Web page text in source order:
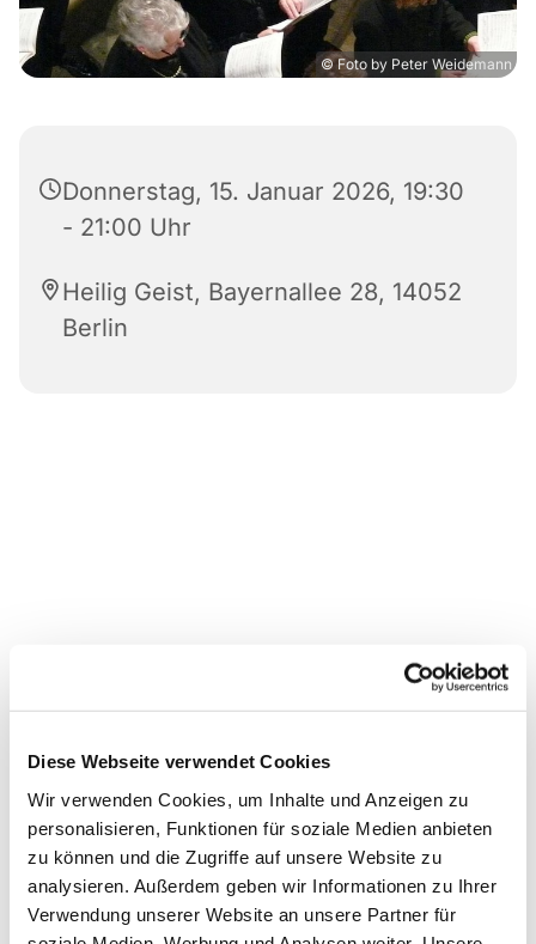
Diese Webseite verwendet Cookies
Wir verwenden Cookies, um Inhalte und Anzeigen zu
personalisieren, Funktionen für soziale Medien anbieten
zu können und die Zugriffe auf unsere Website zu
analysieren. Außerdem geben wir Informationen zu Ihrer
Verwendung unserer Website an unsere Partner für
© Foto by Peter Weidemann
Donnerstag, 15. Januar 2026, 19:30
- 21:00 Uhr
Heilig Geist, Bayernallee 28, 14052
Berlin
Dies könnte Sie auch